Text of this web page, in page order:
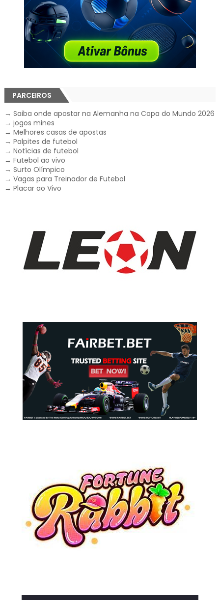
PARCEIROS
→ Saiba onde apostar na Alemanha na Copa do Mundo 2026
→ jogos mines
→ Melhores casas de apostas
→ Palpites de futebol
→ Notícias de futebol
→ Futebol ao vivo
→ Surto Olímpico
→ Vagas para Treinador de Futebol
→ Placar ao Vivo